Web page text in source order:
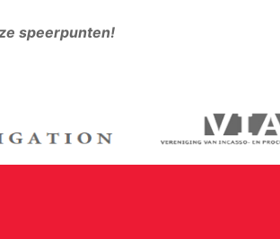
speerpunten!